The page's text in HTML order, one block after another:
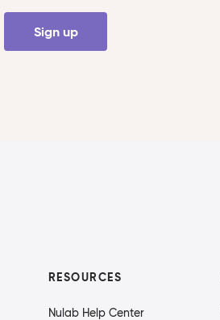
Sign up
RESOURCES
Nulab Help Center